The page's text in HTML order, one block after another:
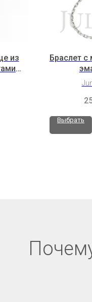
из
Браслет с
Выбрать